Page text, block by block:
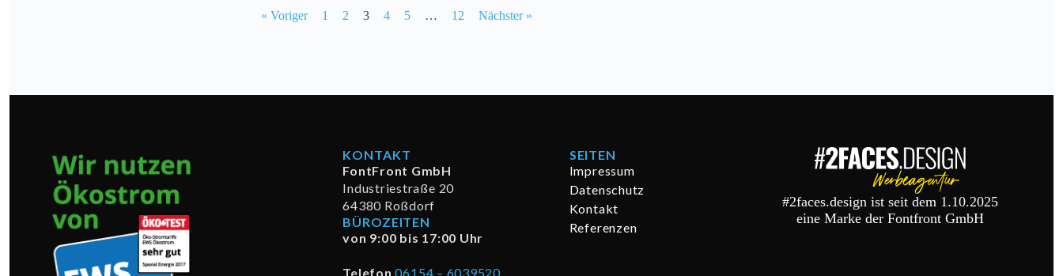
« Voriger 1 2 3 4 5 … 12 Nächster »
KONTAKT
FontFront GmbH
Industriestraße 20
64380 Roßdorf
BÜROZEITEN
von 9:00 bis 17:00 Uhr
Telefon 06154 – 6039520
SEITEN
Impressum
Datenschutz
Kontakt
Referenzen
#2faces.design ist seit dem 1.10.2025
eine Marke der Fontfront GmbH